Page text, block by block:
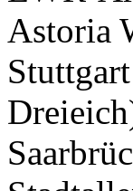
Astoria